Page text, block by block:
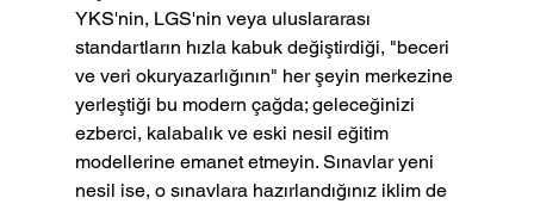
YKS'nin, LGS'nin veya uluslararası
standartların hızla kabuk değiştirdiği, "beceri
ve veri okuryazarlığının" her şeyin merkezine
yerleştiği bu modern çağda; geleceğinizi
ezberci, kalabalık ve eski nesil eğitim
modellerine emanet etmeyin. Sınavlar yeni
nesil ise, o sınavlara hazırlandığınız iklim de